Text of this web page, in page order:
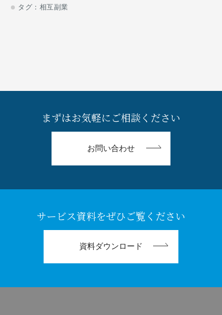
相互副業が誕生しました。今回は相互副業を実施した、日本たば
タグ： 相互副業
まずはお気軽にご相談ください
お問い合わせ
サービス資料をぜひご覧ください
資料ダウンロード